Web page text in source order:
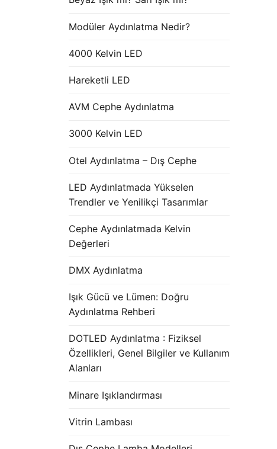
Modüler Aydınlatma Nedir?
4000 Kelvin LED
Hareketli LED
AVM Cephe Aydınlatma
3000 Kelvin LED
Otel Aydınlatma – Dış Cephe
LED Aydınlatmada Yükselen
Trendler ve Yenilikçi Tasarımlar
Cephe Aydınlatmada Kelvin
Değerleri
DMX Aydınlatma
Işık Gücü ve Lümen: Doğru
Aydınlatma Rehberi
DOTLED Aydınlatma : Fiziksel
Özellikleri, Genel Bilgiler ve Kullanım
Alanları
Minare Işıklandırması
Vitrin Lambası